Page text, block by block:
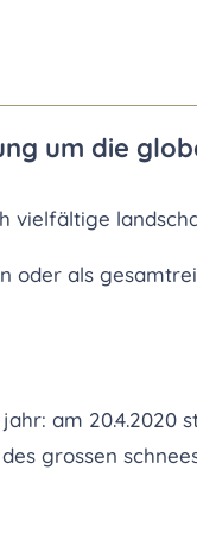
um die
vielfältige
oder als
am
grossen